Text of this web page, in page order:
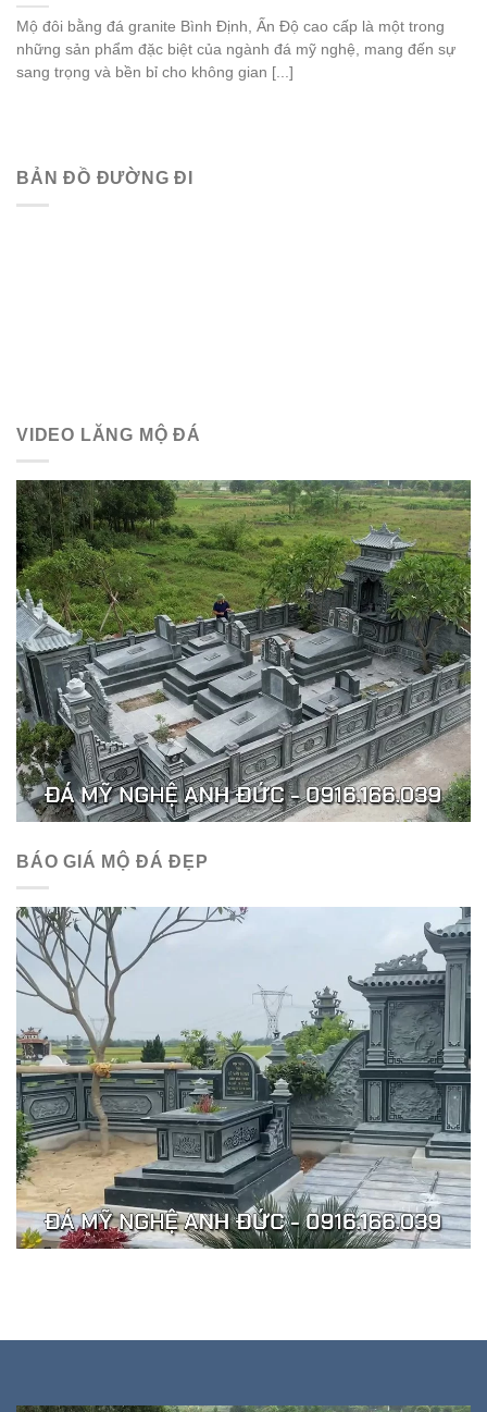
Mộ đôi bằng đá granite Bình Định, Ấn Độ cao cấp là một trong
những sản phẩm đặc biệt của ngành đá mỹ nghệ, mang đến sự
sang trọng và bền bỉ cho không gian [...]
BẢN ĐỒ ĐƯỜNG ĐI
VIDEO LĂNG MỘ ĐÁ
BÁO GIÁ MỘ ĐÁ ĐẸP